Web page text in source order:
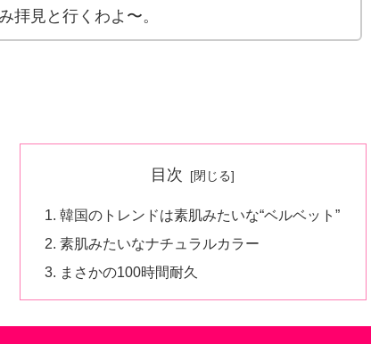
拝見と行くわよ〜。
目次
韓国のトレンドは素肌みたいな“ベルベット”
素肌みたいなナチュラルカラー
まさかの100時間耐久